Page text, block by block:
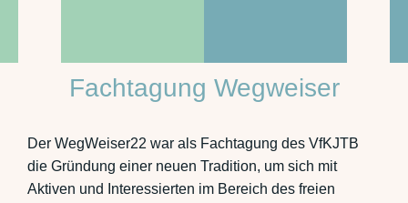
Fachtagung Wegweiser
Der WegWeiser22 war als Fachtagung des VfKJTB
die Gründung einer neuen Tradition, um sich mit
Aktiven und Interessierten im Bereich des freien